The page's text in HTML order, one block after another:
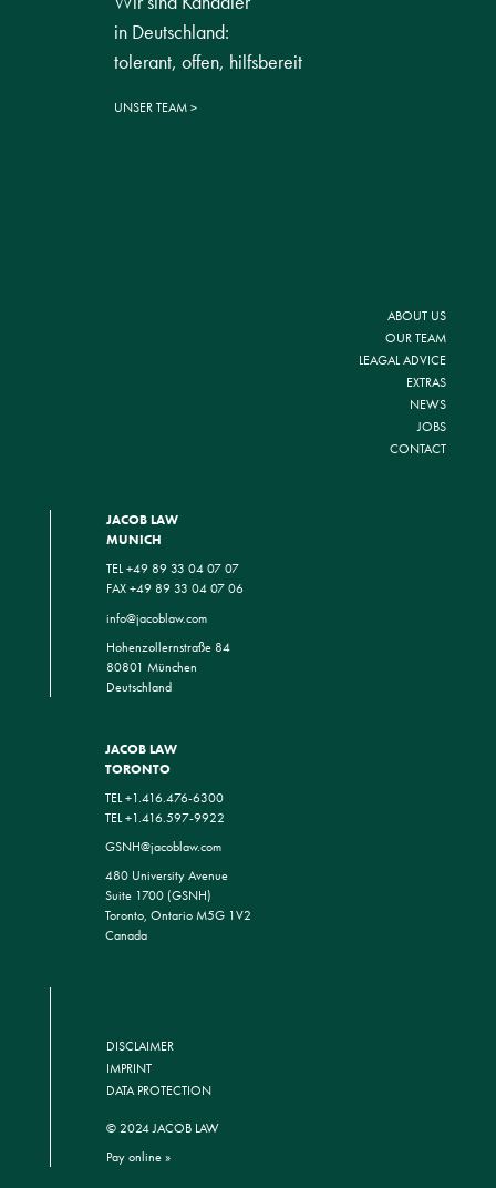
in Deutschland:
tolerant, offen, hilfsbereit
UNSER TEAM
ABOUT US
OUR TEAM
LEAGAL ADVICE
EXTRAS
NEWS
JOBS
CONTACT
JACOB LAW
MUNICH
TEL +49 89 33 04 07 07
FAX +49 89 33 04 07 06
info@jacoblaw.com
Hohenzollernstraße 84
80801 München
Deutschland
JACOB LAW
TORONTO
TEL +1.416.476-6300
TEL +1.416.597-9922
GSNH@jacoblaw.com
480 University Avenue
Suite 1700 (GSNH)
Toronto, Ontario M5G 1V2
Canada
DISCLAIMER
IMPRINT
DATA PROTECTION
© 2024 JACOB LAW
Pay online »